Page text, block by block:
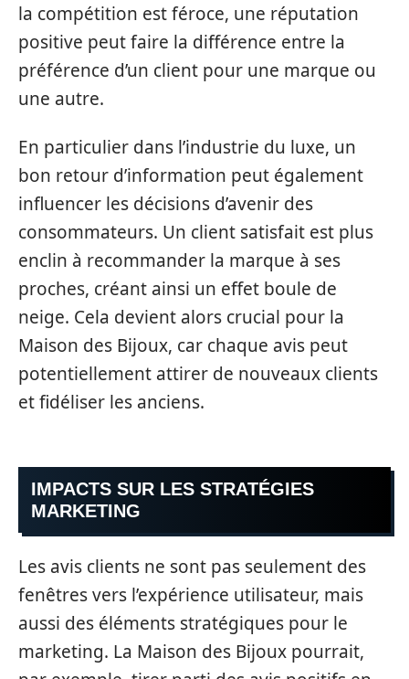
la compétition est féroce, une réputation
positive peut faire la différence entre la
préférence d’un client pour une marque ou
une autre.
En particulier dans l’industrie du luxe, un
bon retour d’information peut également
influencer les décisions d’avenir des
consommateurs. Un client satisfait est plus
enclin à recommander la marque à ses
proches, créant ainsi un effet boule de
neige. Cela devient alors crucial pour la
Maison des Bijoux, car chaque avis peut
potentiellement attirer de nouveaux clients
et fidéliser les anciens.
IMPACTS SUR LES STRATÉGIES
MARKETING
Les avis clients ne sont pas seulement des
fenêtres vers l’expérience utilisateur, mais
aussi des éléments stratégiques pour le
marketing. La Maison des Bijoux pourrait,